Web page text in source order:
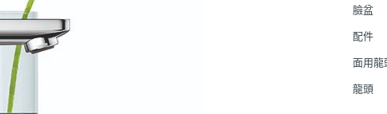
臉盆
配件
面用龍
龍頭